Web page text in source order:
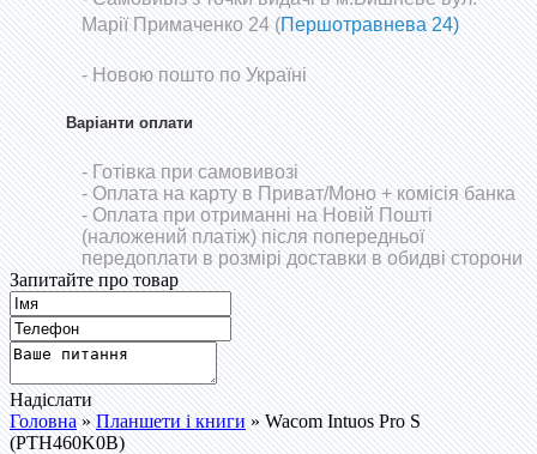
Марії Примаченко 24 (Першотравнева 24)
- Новою пошто по Україні
Варіанти оплати
- Готівка при самовивозі
- Оплата на карту в Приват/Моно+ комісія банка
- Оплата при отриманні на Новій Пошті
(наложений платіж) після попередньої
передоплати в розмірі доставки в обидві сторони
Запитайте про товар
Надіслати
Головна»Планшети і книги» Wacom Intuos Pro S
(PTH460K0B)